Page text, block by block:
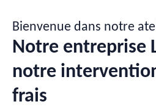
Bienvenue dans notre
Notre entreprise
notre
frais